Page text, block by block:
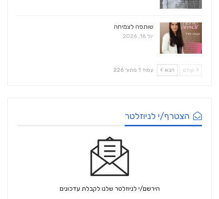
שותפה לצמיחה
יול 16, 2026
קודם הבא עמוד 1 מתוך 226
הצטרף/י לניוזלטר
הירשם/י לניוזלטר שלנו לקבלת עדכונים